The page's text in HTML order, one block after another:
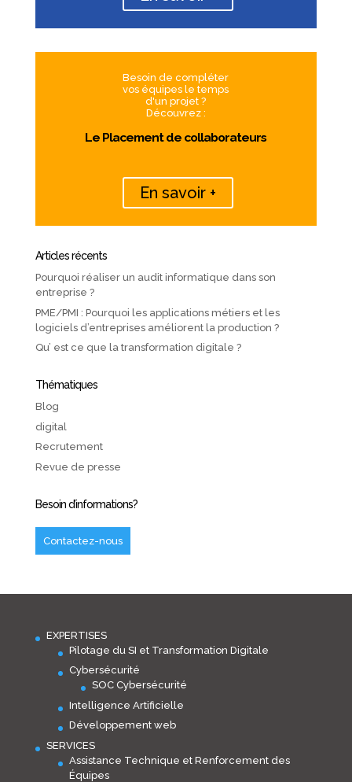
Besoin de compléter
vos équipes le temps
d'un projet ?
Découvrez :
Le Placement de collaborateurs
En savoir +
Articles récents
Pourquoi réaliser un audit informatique dans son
entreprise ?
PME/PMI : Pourquoi les applications métiers et les
logiciels d’entreprises améliorent la production ?
Qu’ est ce que la transformation digitale ?
Thématiques
Blog
digital
Recrutement
Revue de presse
Besoin d’informations?
Contactez-nous
EXPERTISES
Pilotage du SI et Transformation Digitale
Cybersécurité
SOC Cybersécurité
Intelligence Artificielle
Développement web
SERVICES
Assistance Technique et Renforcement des
Équipes